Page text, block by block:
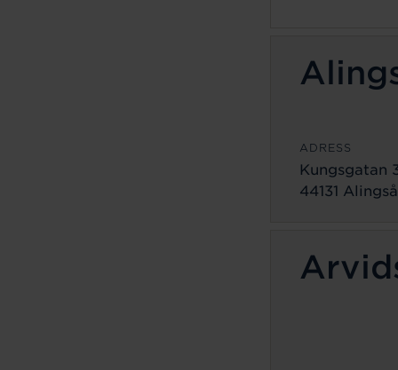
ADRESS
Kungsgatan
44131